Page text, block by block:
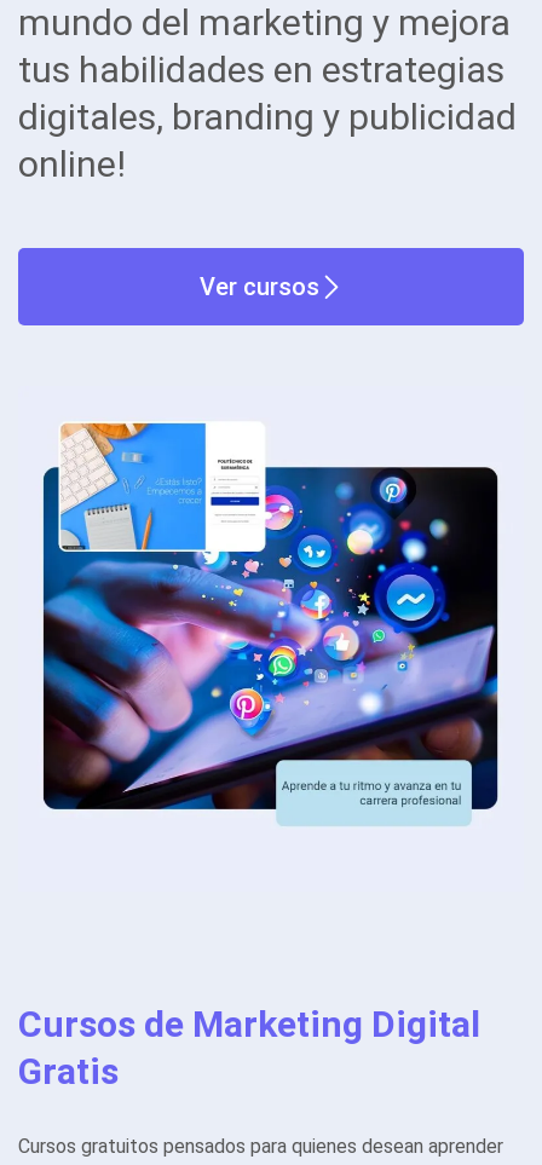
mundo del marketing y mejora
tus habilidades en estrategias
digitales, branding y publicidad
online!
Ver cursos
Cursos de Marketing Digital
Gratis
Cursos gratuitos pensados para quienes desean aprender